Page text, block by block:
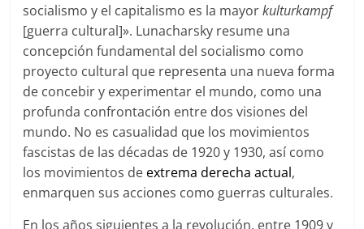
socialismo y el capitalismo es la mayorkulturkampf
[guerra cultural]». Lunacharsky resume una
concepción fundamental del socialismo como
proyecto cultural que representa una nueva forma
de concebir y experimentar el mundo, como una
profunda confrontación entre dos visiones del
mundo. No es casualidad que los movimientos
fascistas de las décadas de 1920 y 1930, así como
los movimientos de extrema derecha actual,
enmarquen sus acciones como guerras culturales.
En los años siguientes a la revolución, entre 1909 y